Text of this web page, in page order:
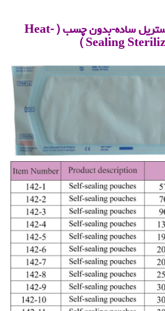
ساده-بدون چسب (
Heat-
Sealing
)